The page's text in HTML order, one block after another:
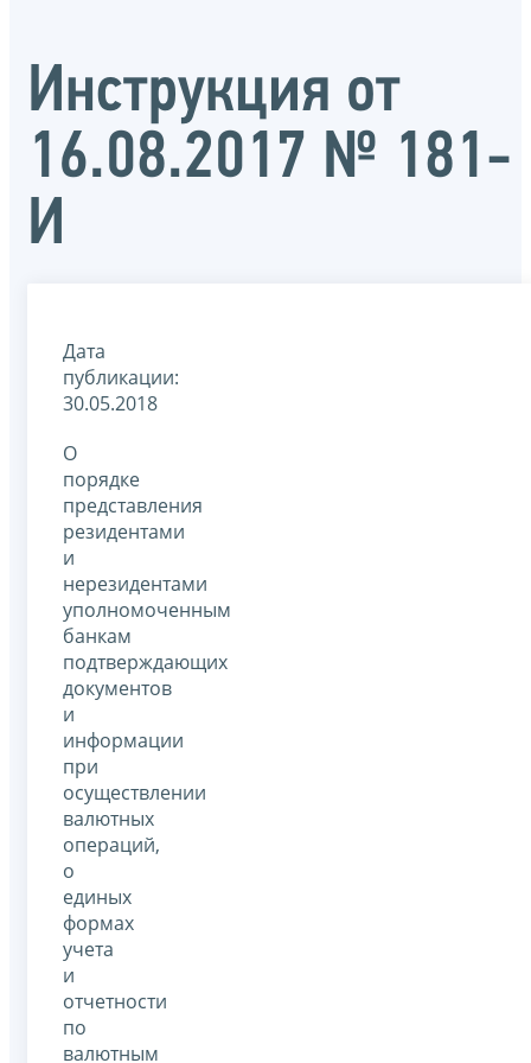
Инструкция от
16.08.2017 № 181-
И
Дата
публикации:
30.05.2018
О
порядке
представления
резидентами
и
нерезидентами
уполномоченным
банкам
подтверждающих
документов
и
информации
при
осуществлении
валютных
операций,
о
единых
формах
учета
и
отчетности
по
валютным